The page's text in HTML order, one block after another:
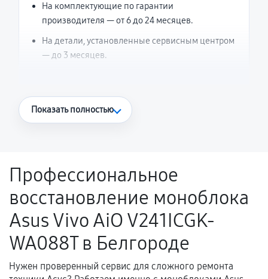
На комплектующие по гарантии
производителя — от 6 до 24 месяцев.
На детали, установленные сервисным центром
— до 3 месяцев.
Что считается гарантийным случаем
Поломка установленной детали при
нормальной эксплуатации в течение
гарантийного срока.
Несоответствие комплектующей заявленным
техническим характеристикам.
Показать полностью
Профессиональное
восстановление моноблока
Asus Vivo AiO V241ICGK-
WA088T в Белгороде
Нужен проверенный сервис для сложного ремонта